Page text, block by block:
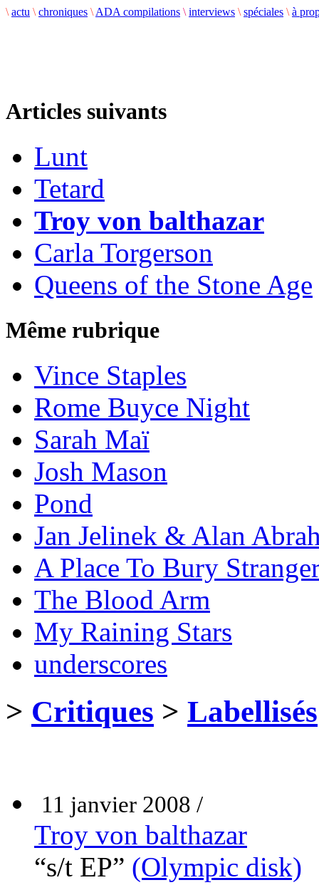
\ actu \ chroniques \ ADA compilations \ interviews \ spéciales \ à
Articles suivants
Lunt
Tetard
Troy von balthazar
Carla Torgerson
Queens of the Stone Age
Même rubrique
Vince Staples
Rome Buyce Night
Sarah Maï
Josh Mason
Pond
Jan Jelinek & Alan
A Place To Bury
The Blood Arm
My Raining Stars
underscores
> Critiques > Labellisés
11 janvier 2008 /
Troy von balthazar
“s/t EP” (Olympic disk)